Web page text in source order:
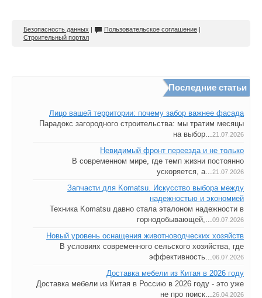
Безопасность данных | Пользовательское соглашение |
Строительный портал
Последние статьи
Лицо вашей территории: почему забор важнее фасада
Парадокс загородного строительства: мы тратим месяцы
на выбор...21.07.2026
Невидимый фронт переезда и не только
В современном мире, где темп жизни постоянно
ускоряется, а...21.07.2026
Запчасти для Komatsu. Искусство выбора между
надежностью и экономией
Техника Komatsu давно стала эталоном надежности в
горнодобывающей,...09.07.2026
Новый уровень оснащения животноводческих хозяйств
В условиях современного сельского хозяйства, где
эффективность...06.07.2026
Доставка мебели из Китая в 2026 году
Доставка мебели из Китая в Россию в 2026 году - это уже
не про поиск...26.04.2026